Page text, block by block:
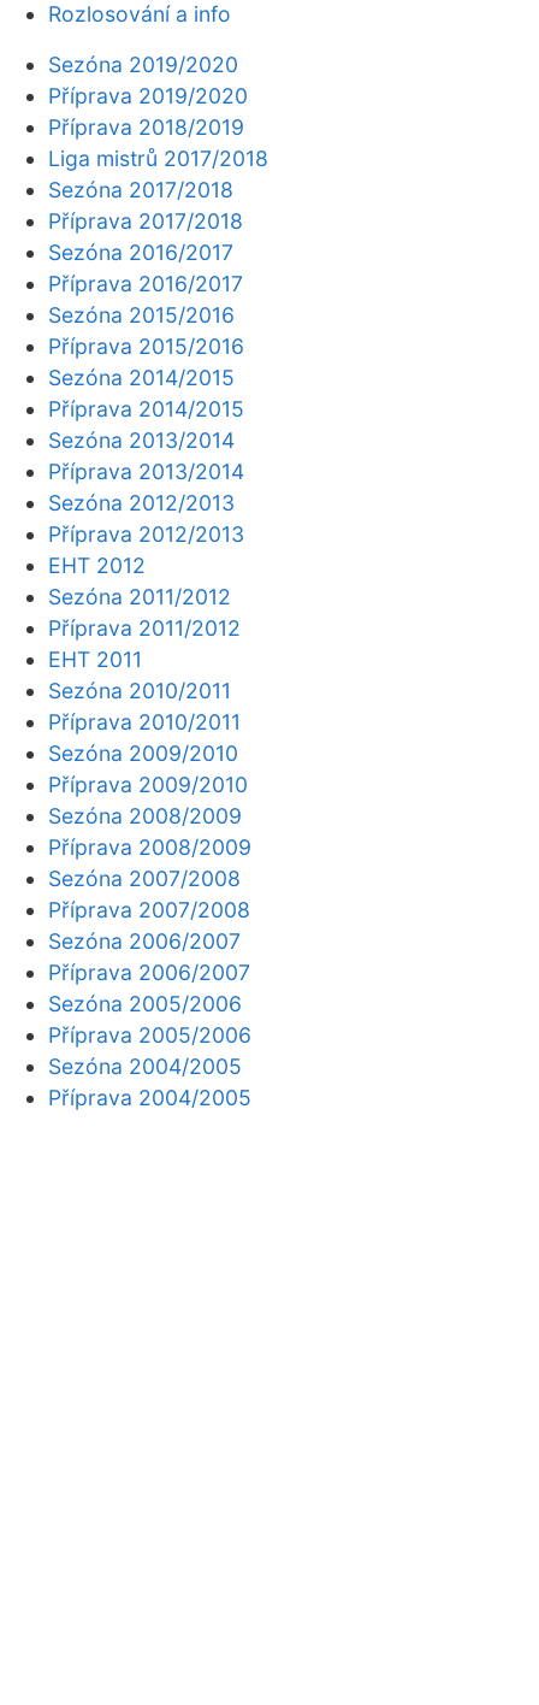
Rozlosování a info
Sezóna 2019/2020
Příprava 2019/2020
Příprava 2018/2019
Liga mistrů 2017/2018
Sezóna 2017/2018
Příprava 2017/2018
Sezóna 2016/2017
Příprava 2016/2017
Sezóna 2015/2016
Příprava 2015/2016
Sezóna 2014/2015
Příprava 2014/2015
Sezóna 2013/2014
Příprava 2013/2014
Sezóna 2012/2013
Příprava 2012/2013
EHT 2012
Sezóna 2011/2012
Příprava 2011/2012
EHT 2011
Sezóna 2010/2011
Příprava 2010/2011
Sezóna 2009/2010
Příprava 2009/2010
Sezóna 2008/2009
Příprava 2008/2009
Sezóna 2007/2008
Příprava 2007/2008
Sezóna 2006/2007
Příprava 2006/2007
Sezóna 2005/2006
Příprava 2005/2006
Sezóna 2004/2005
Příprava 2004/2005